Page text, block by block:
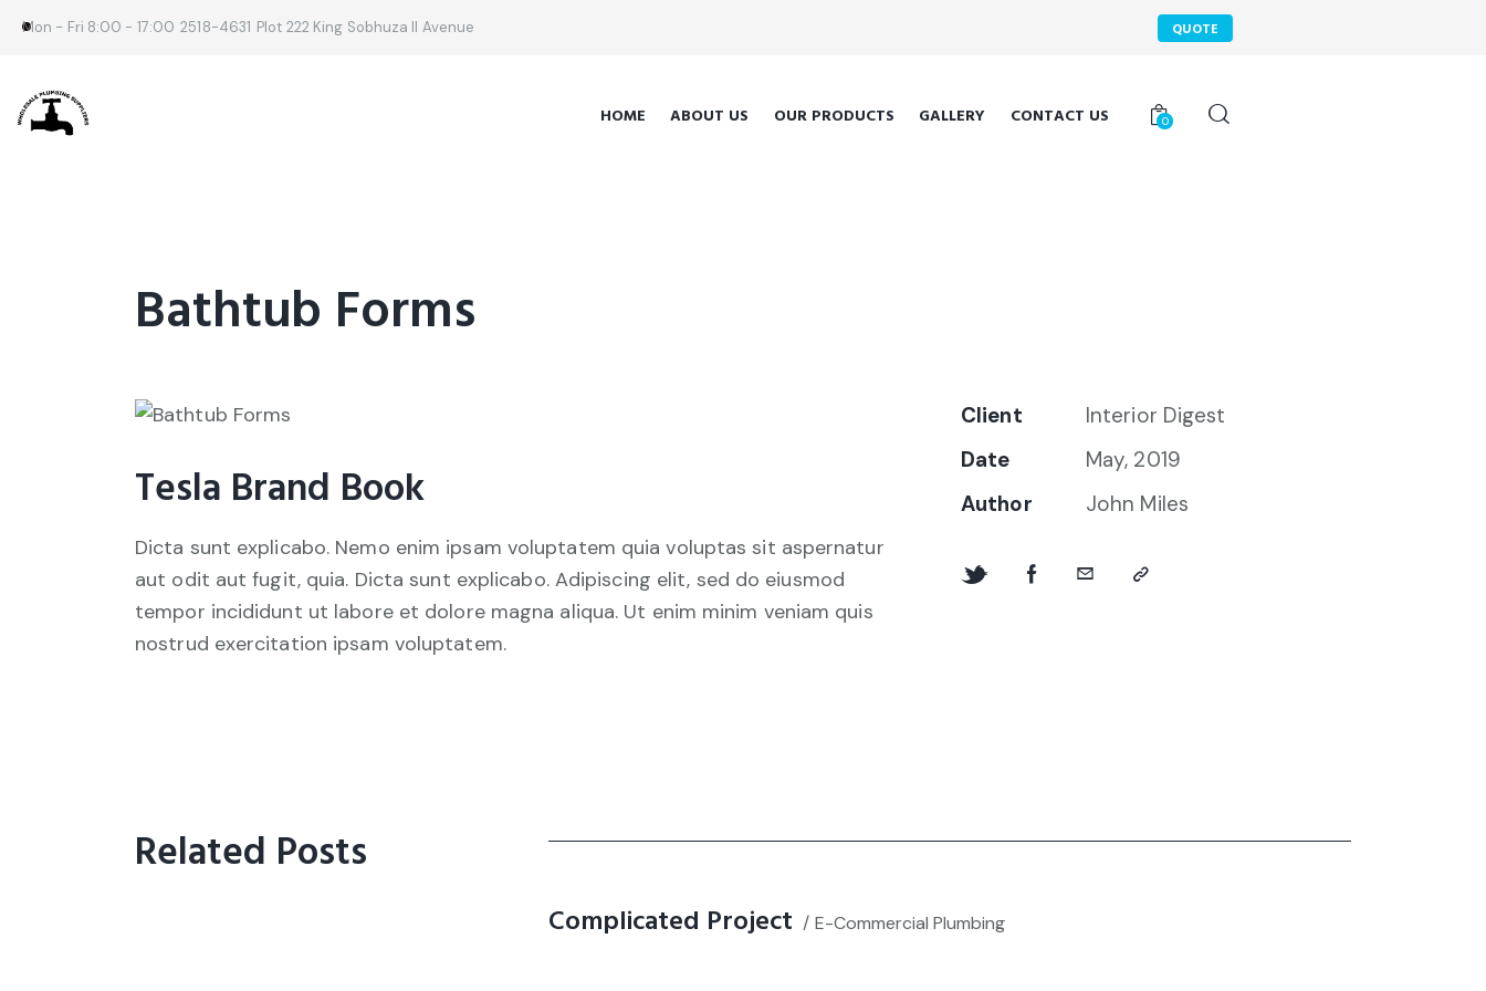
Mon - Fri 8:00 - 17:00 2518-4631 Plot 222 King Sobhuza II Avenue QUOTE
HOME ABOUT US OUR PRODUCTS GALLERY CONTACT US 0
Bathtub Forms
Tesla Brand Book
Dicta sunt explicabo. Nemo enim ipsam voluptatem quia voluptas sit aspernatur
aut odit aut fugit, quia. Dicta sunt explicabo. Adipiscing elit, sed do eiusmod
tempor incididunt ut labore et dolore magna aliqua. Ut enim minim veniam quis
nostrud exercitation ipsam voluptatem.
Client
Interior Digest
Date
May, 2019
Author
John Miles
Related Posts
E-Commercial Plumbing
Complicated Project